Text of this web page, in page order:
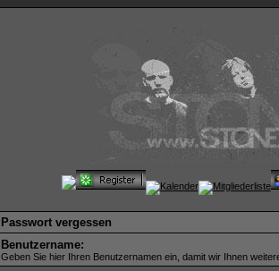
Passwort vergessen
Benutzername:
Geben Sie hier Ihren Benutzernamen ein, damit wir Ihnen